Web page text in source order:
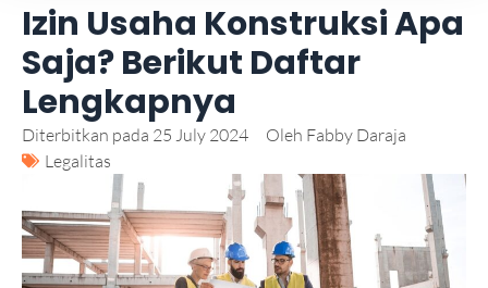
Izin Usaha Konstruksi Apa
Saja? Berikut Daftar
Lengkapnya
Diterbitkan pada 25 July 2024 Oleh Fabby Daraja
Legalitas